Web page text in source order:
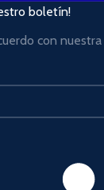
boletín!
con nuestra